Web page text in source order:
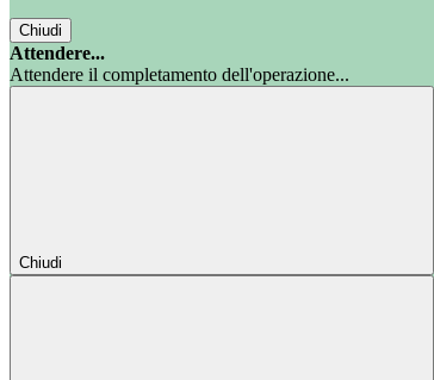
Chiudi
Attendere...
Attendere il completamento dell'operazione...
Chiudi